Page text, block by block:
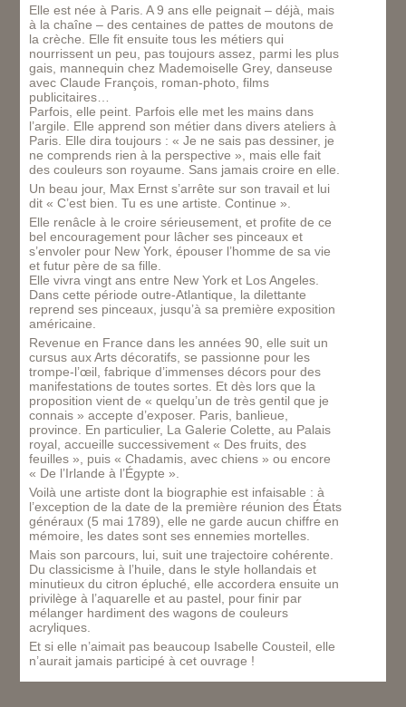
Elle est née à Paris. A 9 ans elle peignait – déjà, mais
à la chaîne – des centaines de pattes de moutons de
la crèche. Elle fit ensuite tous les métiers qui
nourrissent un peu, pas toujours assez, parmi les plus
gais, mannequin chez Mademoiselle Grey, danseuse
avec Claude François, roman-photo, films
publicitaires…
Parfois, elle peint. Parfois elle met les mains dans
l’argile. Elle apprend son métier dans divers ateliers à
Paris. Elle dira toujours : « Je ne sais pas dessiner, je
ne comprends rien à la perspective », mais elle fait
des couleurs son royaume. Sans jamais croire en elle.
Un beau jour, Max Ernst s’arrête sur son travail et lui
dit « C’est bien. Tu es une artiste. Continue ».
Elle renâcle à le croire sérieusement, et profite de ce
bel encouragement pour lâcher ses pinceaux et
s’envoler pour New York, épouser l’homme de sa vie
et futur père de sa fille.
Elle vivra vingt ans entre New York et Los Angeles.
Dans cette période outre-Atlantique, la dilettante
reprend ses pinceaux, jusqu’à sa première exposition
américaine.
Revenue en France dans les années 90, elle suit un
cursus aux Arts décoratifs, se passionne pour les
trompe-l’œil, fabrique d’immenses décors pour des
manifestations de toutes sortes. Et dès lors que la
proposition vient de « quelqu’un de très gentil que je
connais » accepte d’exposer. Paris, banlieue,
province. En particulier, La Galerie Colette, au Palais
royal, accueille successivement « Des fruits, des
feuilles », puis « Chadamis, avec chiens » ou encore
« De l’Irlande à l’Égypte ».
Voilà une artiste dont la biographie est infaisable : à
l’exception de la date de la première réunion des États
généraux (5 mai 1789), elle ne garde aucun chiffre en
mémoire, les dates sont ses ennemies mortelles.
Mais son parcours, lui, suit une trajectoire cohérente.
Du classicisme à l’huile, dans le style hollandais et
minutieux du citron épluché, elle accordera ensuite un
privilège à l’aquarelle et au pastel, pour finir par
mélanger hardiment des wagons de couleurs
acryliques.
Et si elle n’aimait pas beaucoup Isabelle Cousteil, elle
n’aurait jamais participé à cet ouvrage !